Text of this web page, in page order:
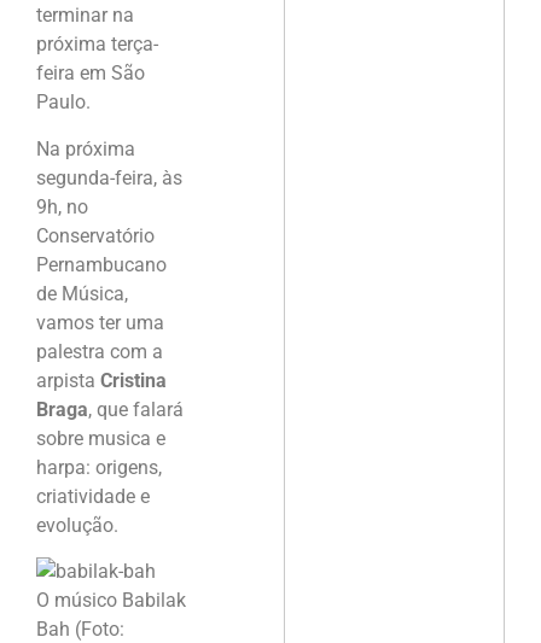
terminar na
próxima terça-
feira em São
Paulo.
Na próxima
segunda-feira, às
9h, no
Conservatório
Pernambucano
de Música,
vamos ter uma
palestra com a
arpista Cristina
Braga, que falará
sobre musica e
harpa: origens,
criatividade e
evolução.
O músico Babilak
Bah (Foto: